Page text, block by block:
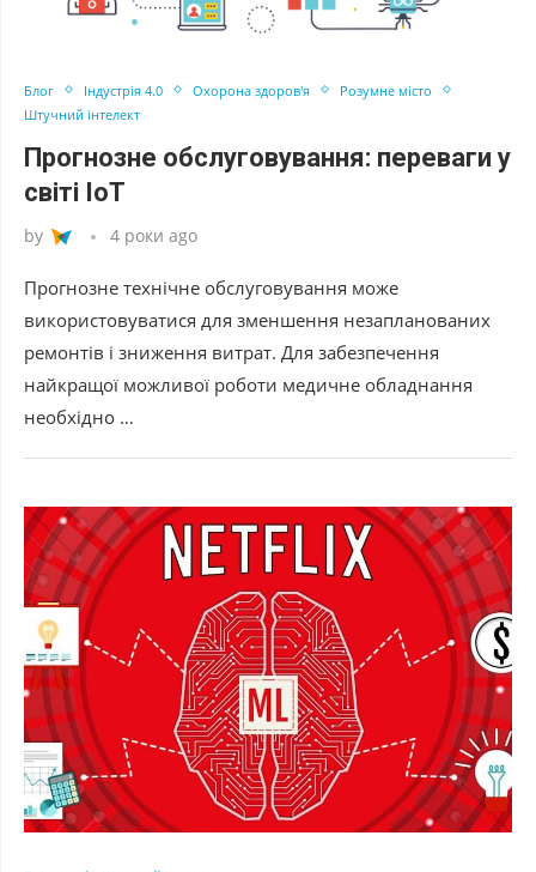
Блог Індустрія 4.0 Охорона здоров'я
Розумне місто
Штучний інтелект
Прогнозне обслуговування: переваги у
світі IoT
by 4 роки ago
Прогнозне технічне обслуговування може
використовуватися для зменшення незапланованих
ремонтів і зниження витрат. Для забезпечення
найкращої можливої роботи медичне обладнання
необхідно …